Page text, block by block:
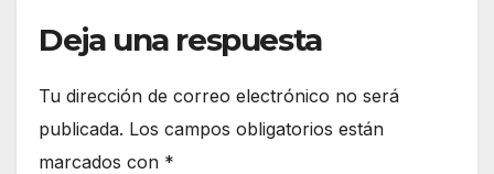
Deja una respuesta
Tu dirección de correo electrónico no será
publicada. Los campos obligatorios están
marcados con *